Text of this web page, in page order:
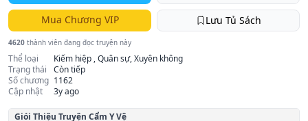
Mua Chương VIP Lưu Tủ Sách
4620 thành viên đang đọc truyện này
Thể loại
Kiếm hiệp , Quân sự, Xuyên không
Trạng thái
Còn tiếp
Số chương 1162
Cập nhật
3y ago
Giói Thiệu Truyện Cẩm Y Vệ